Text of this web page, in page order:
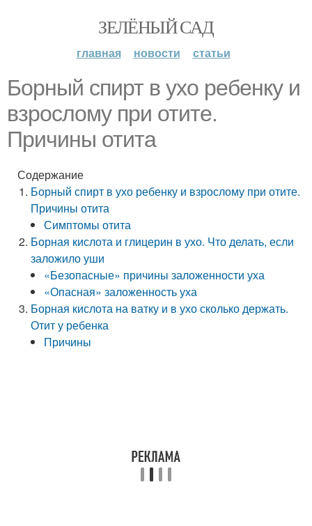
ЗЕЛЁНЫЙ САД
главная новости статьи
Борный спирт в ухо ребенку и
взрослому при отите.
Причины отита
Содержание
Борный спирт в ухо ребенку и взрослому при отите.
Причины отита
Симптомы отита
Борная кислота и глицерин в ухо. Что делать, если
заложило уши
«Безопасные» причины заложенности уха
«Опасная» заложенность уха
Борная кислота на ватку и в ухо сколько держать.
Отит у ребенка
Причины